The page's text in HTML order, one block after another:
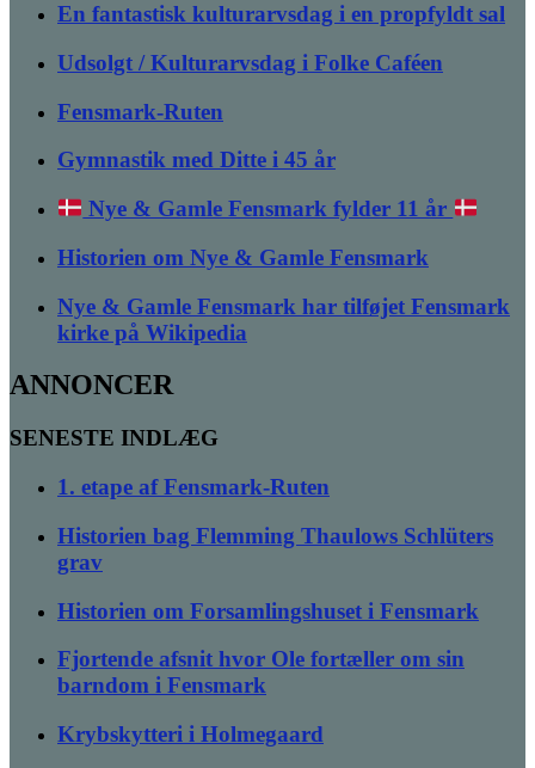
En fantastisk kulturarvsdag i en propfyldt sal
Udsolgt / Kulturarvsdag i Folke Caféen
Fensmark-Ruten
Gymnastik med Ditte i 45 år
Nye & Gamle Fensmark fylder 11 år
Historien om Nye & Gamle Fensmark
Nye & Gamle Fensmark har tilføjet Fensmark
kirke på Wikipedia
ANNONCER
SENESTE INDLÆG
1. etape af Fensmark-Ruten
Historien bag Flemming Thaulows Schlüters
grav
Historien om Forsamlingshuset i Fensmark
Fjortende afsnit hvor Ole fortæller om sin
barndom i Fensmark
Krybskytteri i Holmegaard